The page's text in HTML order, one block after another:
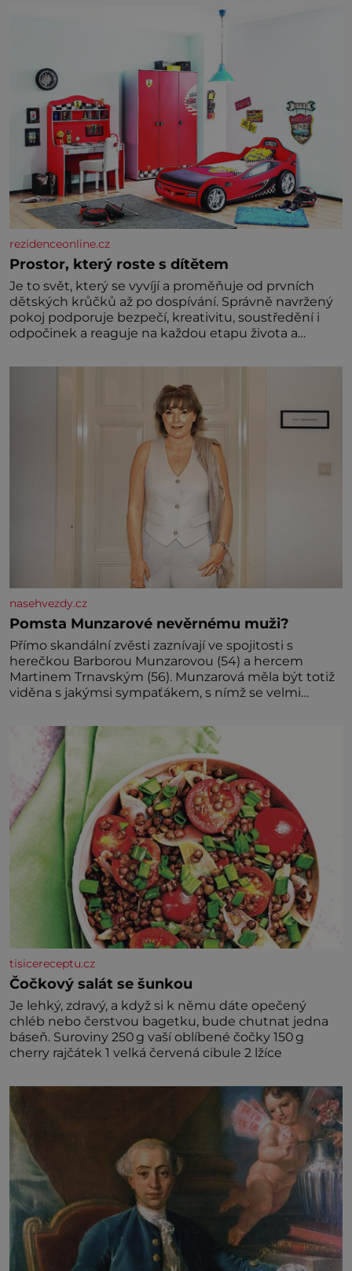
rezidenceonline.cz
Prostor, který roste s dítětem
Je to svět, který se vyvíjí a proměňuje od prvních
dětských krůčků až po dospívání. Správně navržený
pokoj podporuje bezpečí, kreativitu, soustředění i
odpočinek a reaguje na každou etapu života a
jednoduchost, měkkost a bezpečí, proto by pokoj
nasehvezdy.cz
Pomsta Munzarové nevěrnému muži?
Přímo skandální zvěsti zaznívají ve spojitosti s
herečkou Barborou Munzarovou (54) a hercem
Martinem Trnavským (56). Munzarová měla být totiž
viděna s jakýmsi sympaťákem, s nímž se velmi
tisicereceptu.cz
Čočkový salát se šunkou
Je lehký, zdravý, a když si k němu dáte opečený
chléb nebo čerstvou bagetku, bude chutnat jedna
báseň. Suroviny 250 g vaší oblíbené čočky 150 g
cherry rajčátek 1 velká červená cibule 2 lžíce